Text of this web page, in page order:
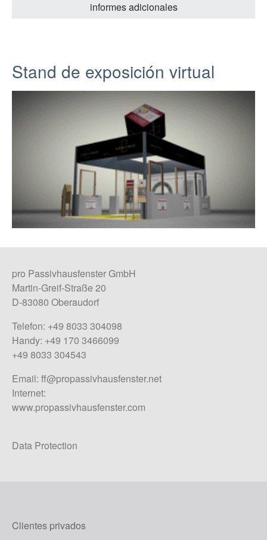
informes adicionales
Stand de exposición virtual
pro Passivhausfenster GmbH
Martin-Greif-Straße 20
D-83080 Oberaudorf
Telefon: +49 8033 304098
Handy: +49 170 3466099
+49 8033 304543
Email: ff@propassivhausfenster.net
Internet:
www.propassivhausfenster.com
Data Protection
Clientes privados